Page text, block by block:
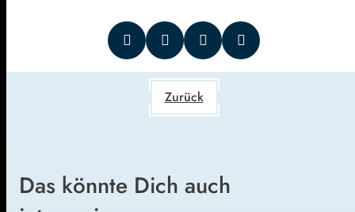
Zurück
Das könnte Dich auch